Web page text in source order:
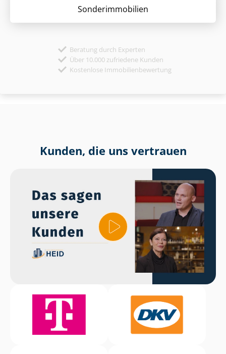
Sonder­immobilien
Beratung durch Experten
Über 10.000 zufriedene Kunden
Kostenlose Immobilienbewertung
Kunden, die uns vertrauen